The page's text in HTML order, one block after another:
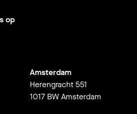
op
Amsterdam
Herengracht 551
1017 BW Amsterdam